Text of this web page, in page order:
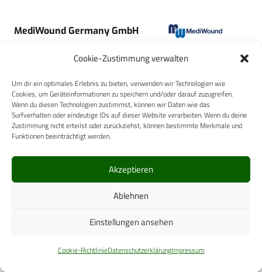
Cookie-Zustimmung verwalten
Um dir ein optimales Erlebnis zu bieten, verwenden wir Technologien wie
Cookies, um Geräteinformationen zu speichern und/oder darauf zuzugreifen.
Wenn du diesen Technologien zustimmst, können wir Daten wie das
Surfverhalten oder eindeutige IDs auf dieser Website verarbeiten. Wenn du deine
Zustimmung nicht erteilst oder zurückziehst, können bestimmte Merkmale und
Funktionen beeinträchtigt werden.
Akzeptieren
Ablehnen
Einstellungen ansehen
Cookie-RichtlinieDatenschutzerklärungImpressum
MediWound Germany GmbH
53340 Meckenheim
Telefon: +49 (0)2225 / 88 89 – 0
digital@cpm-verlag.de